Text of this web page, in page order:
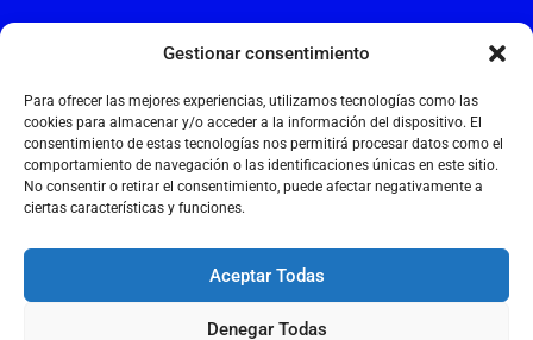
Gestionar consentimiento
Para ofrecer las mejores experiencias, utilizamos tecnologías como las
cookies para almacenar y/o acceder a la información del dispositivo. El
consentimiento de estas tecnologías nos permitirá procesar datos como el
comportamiento de navegación o las identificaciones únicas en este sitio.
No consentir o retirar el consentimiento, puede afectar negativamente a
ciertas características y funciones.
Aceptar Todas
Denegar Todas
b
o
k
A
p
dI
n
a
m
Calle Cantir, 12 – Nave 7
Polígono Industrial Magarola
08292 Esparreguera – Barcelona
+34 934 397 038
info@maquinariainternacional.com